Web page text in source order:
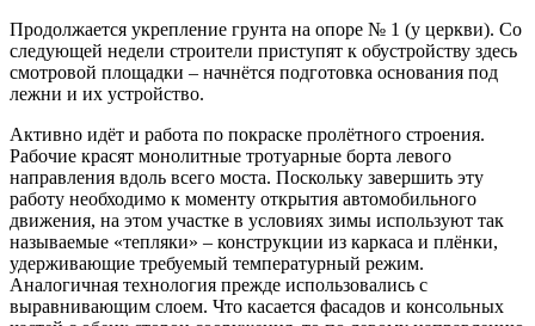
Продолжается укрепление грунта на опоре № 1 (у церкви). Со
следующей недели строители приступят к обустройству здесь
смотровой площадки – начнётся подготовка основания под
лежни и их устройство.
Активно идёт и работа по покраске пролётного строения.
Рабочие красят монолитные тротуарные борта левого
направления вдоль всего моста. Поскольку завершить эту
работу необходимо к моменту открытия автомобильного
движения, на этом участке в условиях зимы используют так
называемые «тепляки» – конструкции из каркаса и плёнки,
удерживающие требуемый температурный режим.
Аналогичная технология прежде использовались с
выравнивающим слоем. Что касается фасадов и консольных